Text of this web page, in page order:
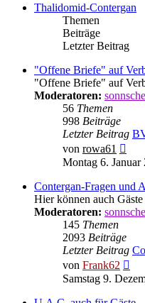
Thalidomid-Contergan
Themen
Beiträge
Letzter Beitrag
"Offene Briefe" auf
"Offene Briefe" auf
Moderatoren:
56 Themen
998 Beiträge
Letzter Beitrag
von rowa61
Montag 6. Januar
Contergan-Fragen und
Hier können auch
Moderatoren:
145 Themen
2093 Beiträge
Letzter Beitrag
von Frank62
Samstag 9.